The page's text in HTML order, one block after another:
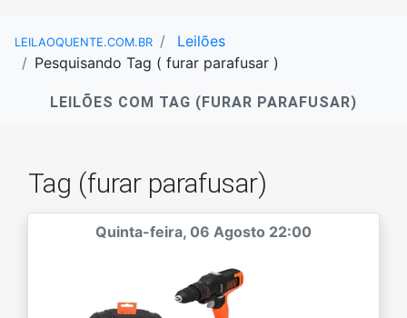
LEILAOQUENTE.COM.BR
Leilões
Pesquisando Tag ( furar parafusar )
LEILÕES COM TAG (FURAR PARAFUSAR)
Tag (furar parafusar)
Quinta-feira, 06 Agosto 22:00